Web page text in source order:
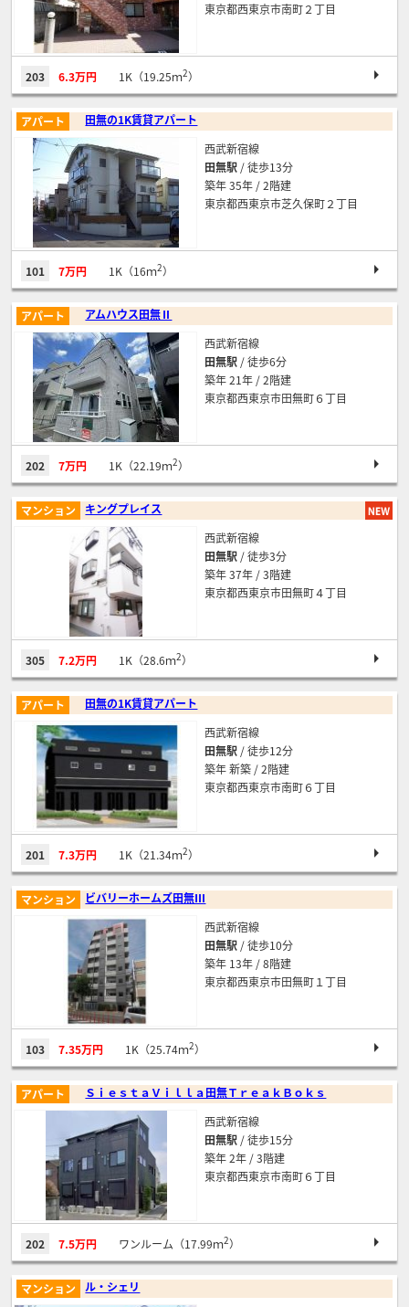
東京都西東京市南町２丁目
203 6.3万円 1K（19.25ｍ2）
田無の1K賃貸アパート
アパート
西武新宿線
田無駅 / 徒歩13分
築年 35年 / 2階建
東京都西東京市芝久保町２丁目
101 7万円 1K（16ｍ2）
アムハウス田無Ⅱ
アパート
西武新宿線
田無駅 / 徒歩6分
築年 21年 / 2階建
東京都西東京市田無町６丁目
202 7万円 1K（22.19ｍ2）
キングプレイス
マンション
西武新宿線
田無駅 / 徒歩3分
築年 37年 / 3階建
東京都西東京市田無町４丁目
305 7.2万円 1K（28.6ｍ2）
田無の1K賃貸アパート
アパート
西武新宿線
田無駅 / 徒歩12分
築年 新築 / 2階建
東京都西東京市南町６丁目
201 7.3万円 1K（21.34ｍ2）
ビバリーホームズ田無Ⅲ
マンション
西武新宿線
田無駅 / 徒歩10分
築年 13年 / 8階建
東京都西東京市田無町１丁目
103 7.35万円 1K（25.74ｍ2）
ＳｉｅｓｔａＶｉｌｌａ田無ＴｒｅａｋＢｏｋｓ
アパート
西武新宿線
田無駅 / 徒歩15分
築年 2年 / 3階建
東京都西東京市南町６丁目
202 7.5万円 ワンルーム（17.99ｍ2）
ル・シェリ
マンション